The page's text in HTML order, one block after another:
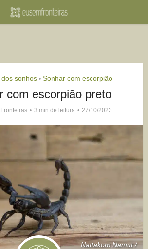
sonhos • Sonhar com escorpião
com escorpião preto
3 min de leitura 27/10/2023
Nattakom Namut /